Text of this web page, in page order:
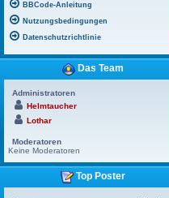
BBCode-Anleitung
Nutzungsbedingungen
Datenschutzrichtlinie
Das Team
Administratoren
Helmtaucher
Lothar
Moderatoren
Keine Moderatoren
Top Poster